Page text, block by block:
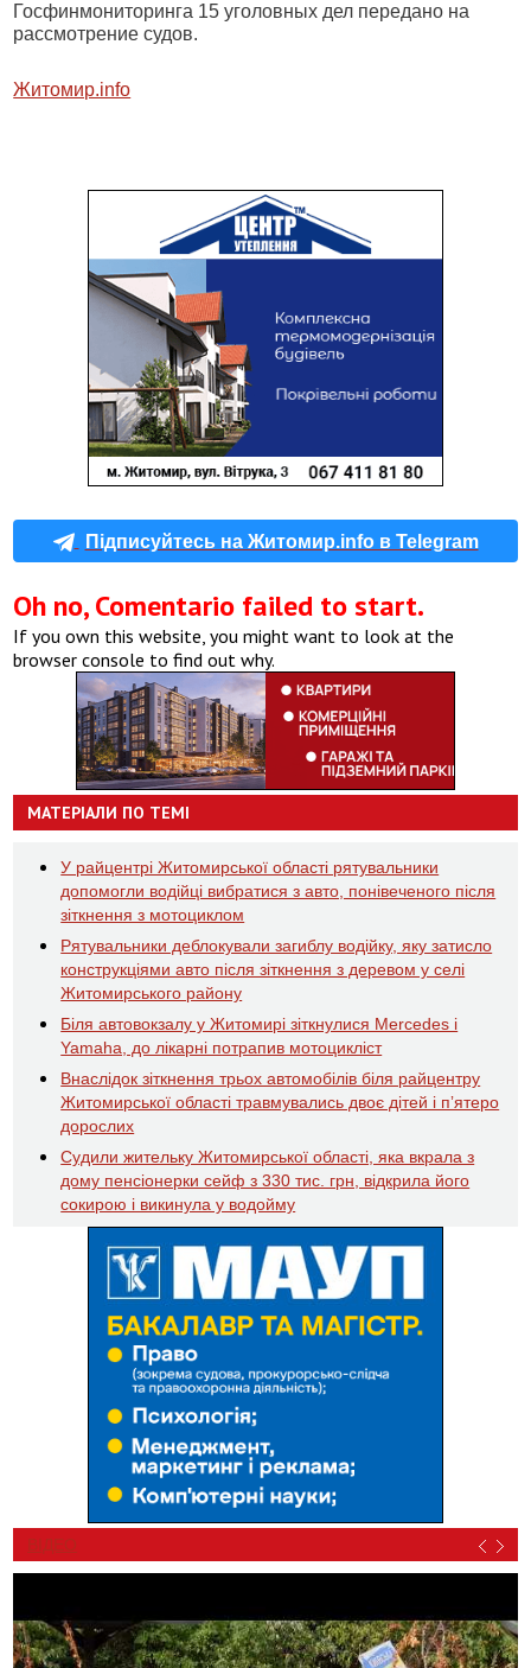
Госфинмониторинга 15 уголовных дел передано на
рассмотрение судов.
Житомир.info
Підписуйтесь на Житомир.info в Telegram
Oh no, Comentario failed to start.
If you own this website, you might want to look at the
browser console to find out why.
МАТЕРІАЛИ ПО ТЕМІ
У райцентрі Житомирської області рятувальники
допомогли водійці вибратися з авто, понівеченого після
зіткнення з мотоциклом
Рятувальники деблокували загиблу водійку, яку затисло
конструкціями авто після зіткнення з деревом у селі
Житомирського району
Біля автовокзалу у Житомирі зіткнулися Mercedes і
Yamaha, до лікарні потрапив мотоцикліст
Внаслідок зіткнення трьох автомобілів біля райцентру
Житомирської області травмувались двоє дітей і пʼятеро
дорослих
Судили жительку Житомирської області, яка вкрала з
дому пенсіонерки сейф з 330 тис. грн, відкрила його
сокирою і викинула у водойму
ВІДЕО